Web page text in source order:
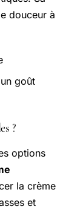
douceur à
goût
?
options
la crème
et